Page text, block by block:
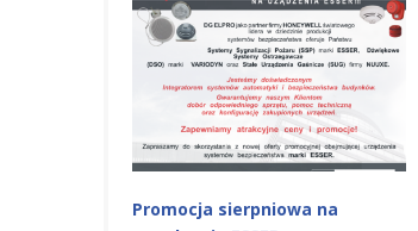
Promocja na urządzenia ESSER